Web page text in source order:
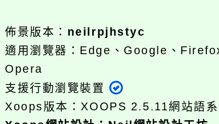
佈景版本： neilrpjhstyc
適用瀏覽器：Edge、Google、
Opera
支援行動瀏覽裝置
Xoops版本：XOOPS 2.5.11網站語